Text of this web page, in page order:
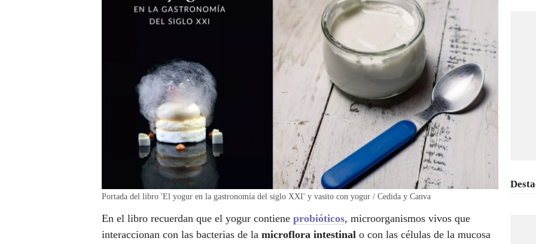
Portada del libro 'El yogur en la gastronomía del siglo XXI' y vasito con yogur / Cedida y Canva
En el libro recuerdan que el yogur contiene probióticos, microorganismos vivos que
interaccionan con las bacterias de la microflora intestinal o con las células de la mucosa